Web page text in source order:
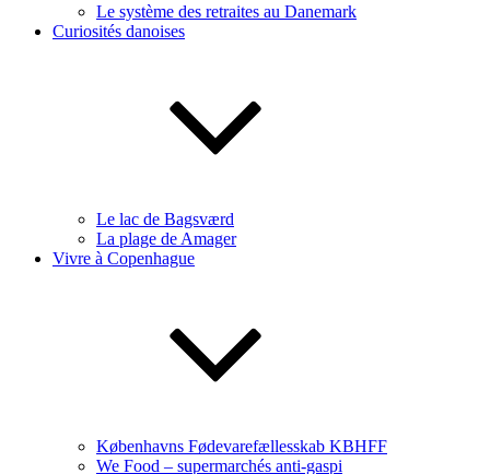
Le système des retraites au Danemark
Curiosités danoises
Le lac de Bagsværd
La plage de Amager
Vivre à Copenhague
Københavns Fødevarefællesskab KBHFF
We Food – supermarchés anti-gaspi